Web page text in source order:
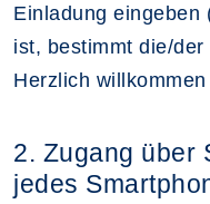
Einladung eingeben
ist, bestimmt die/der
Herzlich
2. Zugang über
jedes